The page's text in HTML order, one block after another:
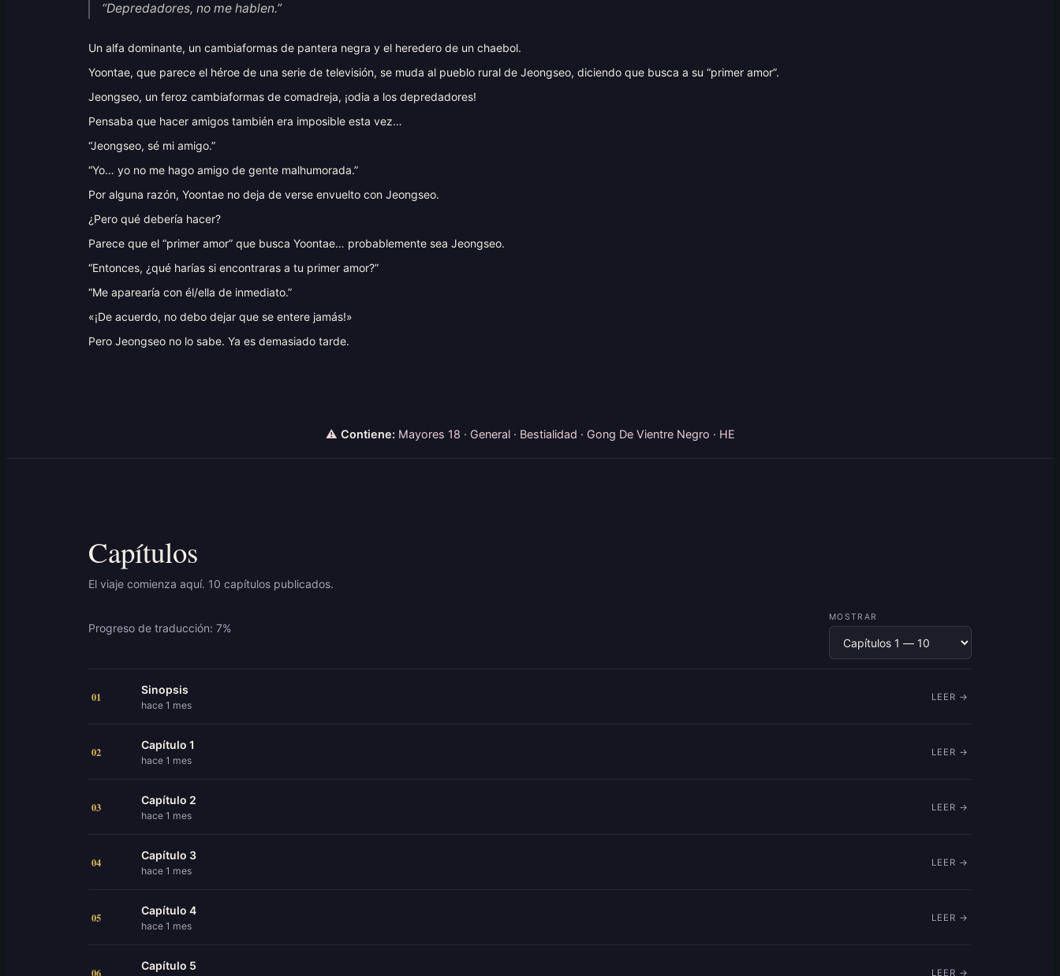
“Depredadores, no me hablen.”
Un alfa dominante, un cambiaformas de pantera negra y el heredero de un chaebol.
Yoontae, que parece el héroe de una serie de televisión, se muda al pueblo rural de Jeongseo, diciendo que busca a su “primer amor”.
Jeongseo, un feroz cambiaformas de comadreja, ¡odia a los depredadores!
Pensaba que hacer amigos también era imposible esta vez…
“Jeongseo, sé mi amigo.”
“Yo… yo no me hago amigo de gente malhumorada.”
Por alguna razón, Yoontae no deja de verse envuelto con Jeongseo.
¿Pero qué debería hacer?
Parece que el “primer amor” que busca Yoontae… probablemente sea Jeongseo.
“Entonces, ¿qué harías si encontraras a tu primer amor?”
“Me aparearía con él/ella de inmediato.”
«¡De acuerdo, no debo dejar que se entere jamás!»
Pero Jeongseo no lo sabe. Ya es demasiado tarde.
⚠ Contiene: Mayores 18 · General · Bestialidad · Gong De Vientre Negro · HE
Capítulos
El viaje comienza aquí. 10 capítulos publicados.
Progreso de traducción: 7%
MOSTRAR
01
Sinopsis
hace 1 mes
LEER →
02
Capítulo 1
hace 1 mes
LEER →
03
Capítulo 2
hace 1 mes
LEER →
04
Capítulo 3
hace 1 mes
LEER →
05
Capítulo 4
hace 1 mes
LEER →
06
Capítulo 5
LEER →